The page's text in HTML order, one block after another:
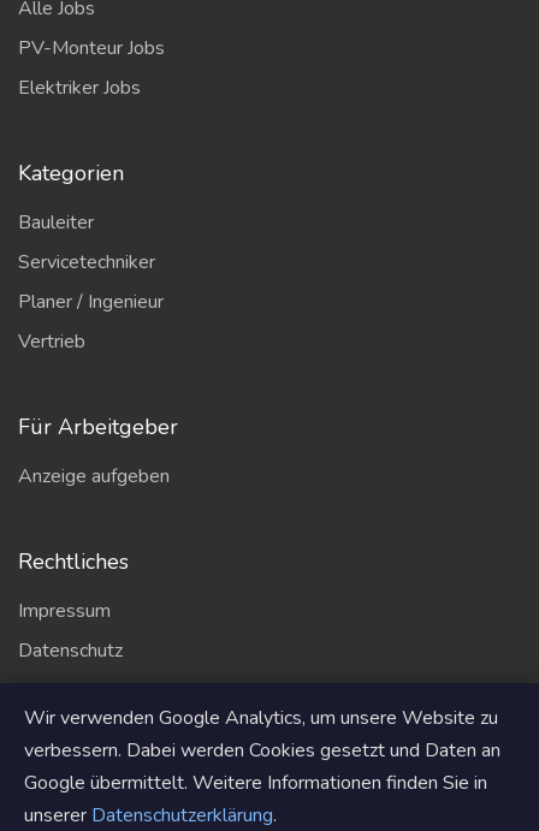
Alle Jobs
PV-Monteur Jobs
Elektriker Jobs
Kategorien
Bauleiter
Servicetechniker
Planer / Ingenieur
Vertrieb
Für Arbeitgeber
Anzeige aufgeben
Rechtliches
Impressum
Datenschutz
Partner
Wir verwenden Google Analytics, um unsere Website zu
verbessern. Dabei werden Cookies gesetzt und Daten an
Google übermittelt. Weitere Informationen finden Sie in
unserer Datenschutzerklärung.